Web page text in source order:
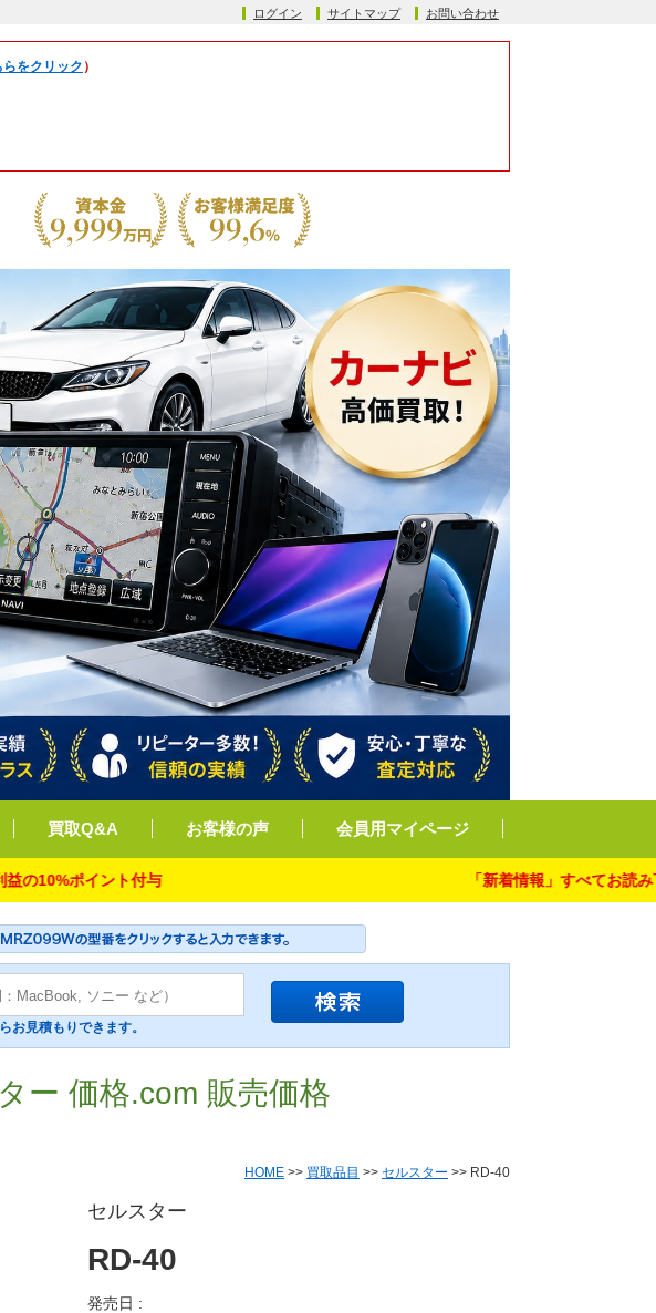
ログイン サイトマップ お問い合わせ
をクリック ）
買取Q&A お客様の声 会員用マイページ
イント付与 「新着情報」すべてお読み下さい。
お見積もりできます。
ー 価格.com 販売価格
HOME >> 買取品目 >> セルスター >> RD-40
セルスター
RD-40
発売日 :